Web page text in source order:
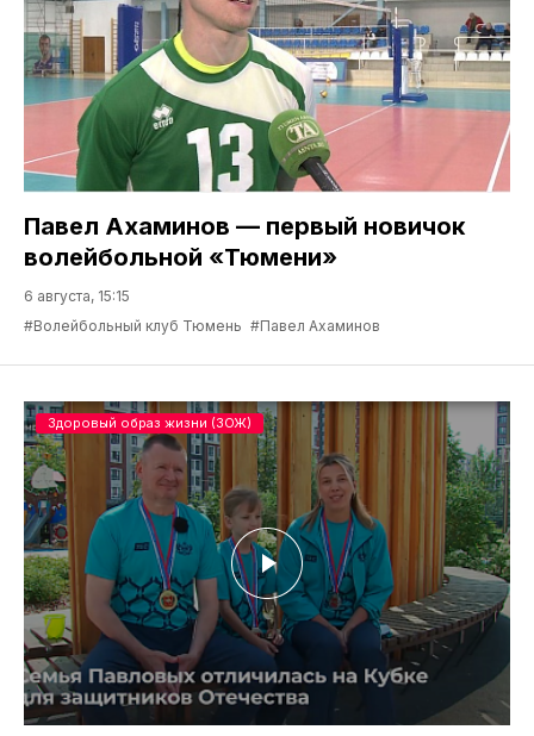
Павел Ахаминов — первый новичок
волейбольной «Тюмени»
6 августа, 15:15
#Волейбольный клуб Тюмень #Павел Ахаминов
Здоровый образ жизни (ЗОЖ)